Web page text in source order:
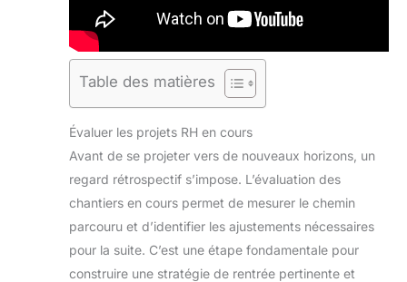
Table des matières
Évaluer les projets RH en cours
Avant de se projeter vers de nouveaux horizons, un
regard rétrospectif s’impose. L’évaluation des
chantiers en cours permet de mesurer le chemin
parcouru et d’identifier les ajustements nécessaires
pour la suite. C’est une étape fondamentale pour
construire une stratégie de rentrée pertinente et